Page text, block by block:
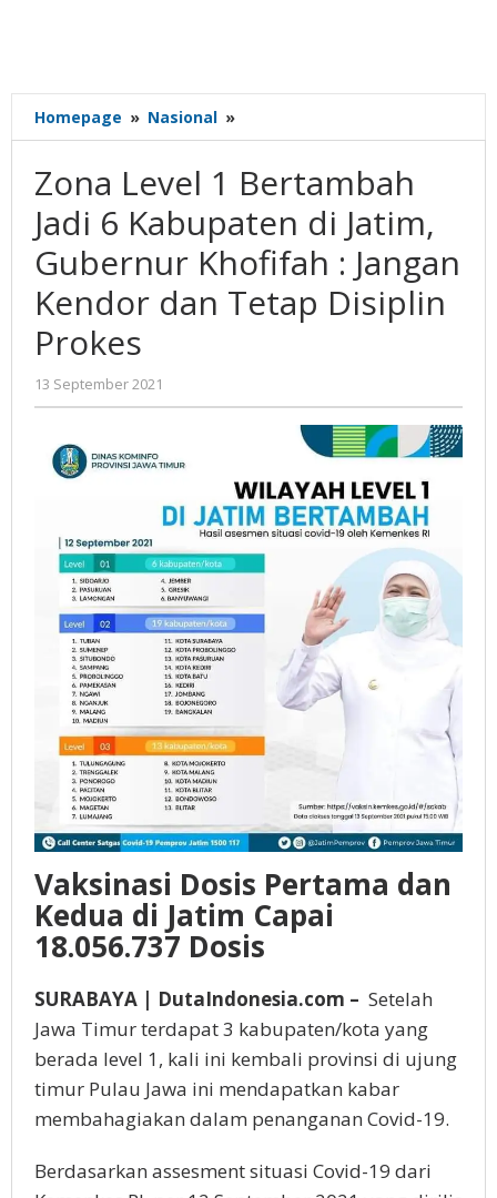
Homepage » Nasional »
Level
Bertambah
Jadi
6
Kabupaten
di
Jatim,
Gubernur
Disiplin
Prokes
Zona Level 1 Bertambah
Jadi 6 Kabupaten di Jatim,
Gubernur Khofifah : Jangan
Kendor dan Tetap Disiplin
Prokes
13 September 2021
Gatot
Vaksinasi Dosis Pertama dan
Kedua di Jatim Capai
18.056.737 Dosis
SURABAYA | DutaIndonesia.com – Setelah
Jawa Timur terdapat 3 kabupaten/kota yang
berada level 1, kali ini kembali provinsi di ujung
timur Pulau Jawa ini mendapatkan kabar
membahagiakan dalam penanganan Covid-19.
Berdasarkan assesment situasi Covid-19 dari